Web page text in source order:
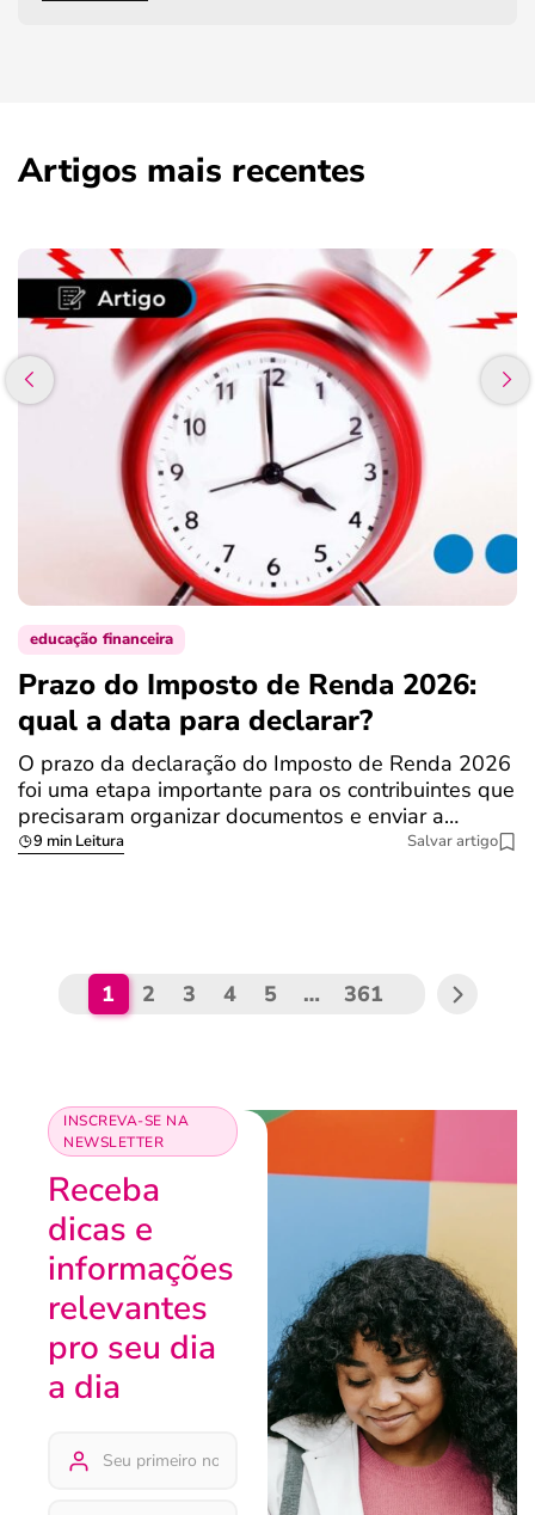
Artigos mais recentes
educação financeira
Prazo do Imposto de Renda 2026:
qual a data para declarar?
O prazo da declaração do Imposto de Renda 2026
foi uma etapa importante para os contribuintes que
precisaram organizar documentos e enviar a…
9 min Leitura Salvar artigo
1 2 3 4 5 … 361
INSCREVA-SE NA
NEWSLETTER
Receba
dicas e
informações
relevantes
pro seu dia
a dia